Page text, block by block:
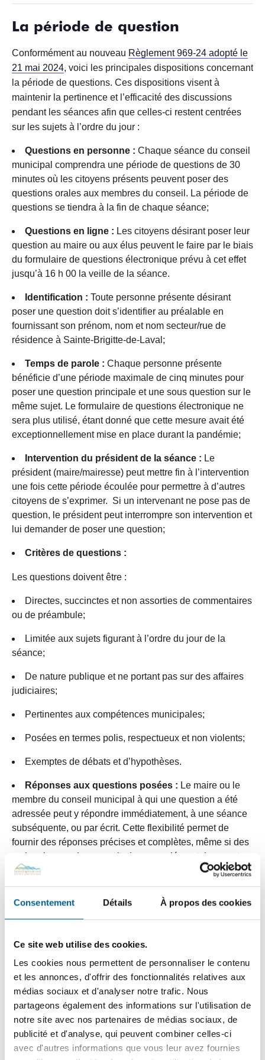
Consentement Détails À propos des cookies
Ce site web utilise des cookies.
Les cookies nous permettent de personnaliser le contenu
et les annonces, d'offrir des fonctionnalités relatives aux
médias sociaux et d'analyser notre trafic. Nous
partageons également des informations sur l'utilisation de
notre site avec nos partenaires de médias sociaux, de
publicité et d'analyse, qui peuvent combiner celles-ci
avec d'autres informations que vous leur avez fournies
La période de question
Conformément au nouveau Règlement 969-24 adopté le
21 mai 2024, voici les principales dispositions concernant
la période de questions. Ces dispositions visent à
maintenir la pertinence et l’efficacité des discussions
pendant les séances afin que celles-ci restent centrées
sur les sujets à l’ordre du jour :
Questions en personne : Chaque séance du conseil
municipal comprendra une période de questions de 30
minutes où les citoyens présents peuvent poser des
questions orales aux membres du conseil. La période de
questions se tiendra à la fin de chaque séance;
Questions en ligne : Les citoyens désirant poser leur
question au maire ou aux élus peuvent le faire par le biais
du formulaire de questions électronique prévu à cet effet
jusqu’à 16 h 00 la veille de la séance.
Identification : Toute personne présente désirant
poser une question doit s’identifier au préalable en
fournissant son prénom, nom et nom secteur/rue de
résidence à Sainte-Brigitte-de-Laval;
Temps de parole : Chaque personne présente
bénéficie d’une période maximale de cinq minutes pour
poser une question principale et une sous question sur le
même sujet. Le formulaire de questions électronique ne
sera plus utilisé, étant donné que cette mesure avait été
exceptionnellement mise en place durant la pandémie;
Intervention du président de la séance : Le
président (maire/mairesse) peut mettre fin à l’intervention
une fois cette période écoulée pour permettre à d’autres
citoyens de s’exprimer. Si un intervenant ne pose pas de
question, le président peut interrompre son intervention et
lui demander de poser une question;
Critères de questions :
Les questions doivent être :
Directes, succinctes et non assorties de commentaires
ou de préambule;
Limitée aux sujets figurant à l’ordre du jour de la
séance;
De nature publique et ne portant pas sur des affaires
judiciaires;
Pertinentes aux compétences municipales;
Posées en termes polis, respectueux et non violents;
Exemptes de débats et d’hypothèses.
Réponses aux questions posées : Le maire ou le
membre du conseil municipal à qui une question a été
adressée peut y répondre immédiatement, à une séance
subséquente, ou par écrit. Cette flexibilité permet de
fournir des réponses précises et complètes, même si des
recherches ou des consultations supplémentaires sont
nécessaires. Certaines questions peuvent aussi devoir
être référée au responsable de l’accès à l’information,
conformément à la
Loi sur l’accès aux documents des
Sachez qu’il est toujours possible de contacter les
conseillers municipaux ou le maire. Ainsi, les citoyens
désirant questionner les élus ou pour toute question ne
nécessitant pas une réponse en séance du conseil, sont
invités :
À écrire directement aux élus. Consultez
coordonnées des conseillers municipaux